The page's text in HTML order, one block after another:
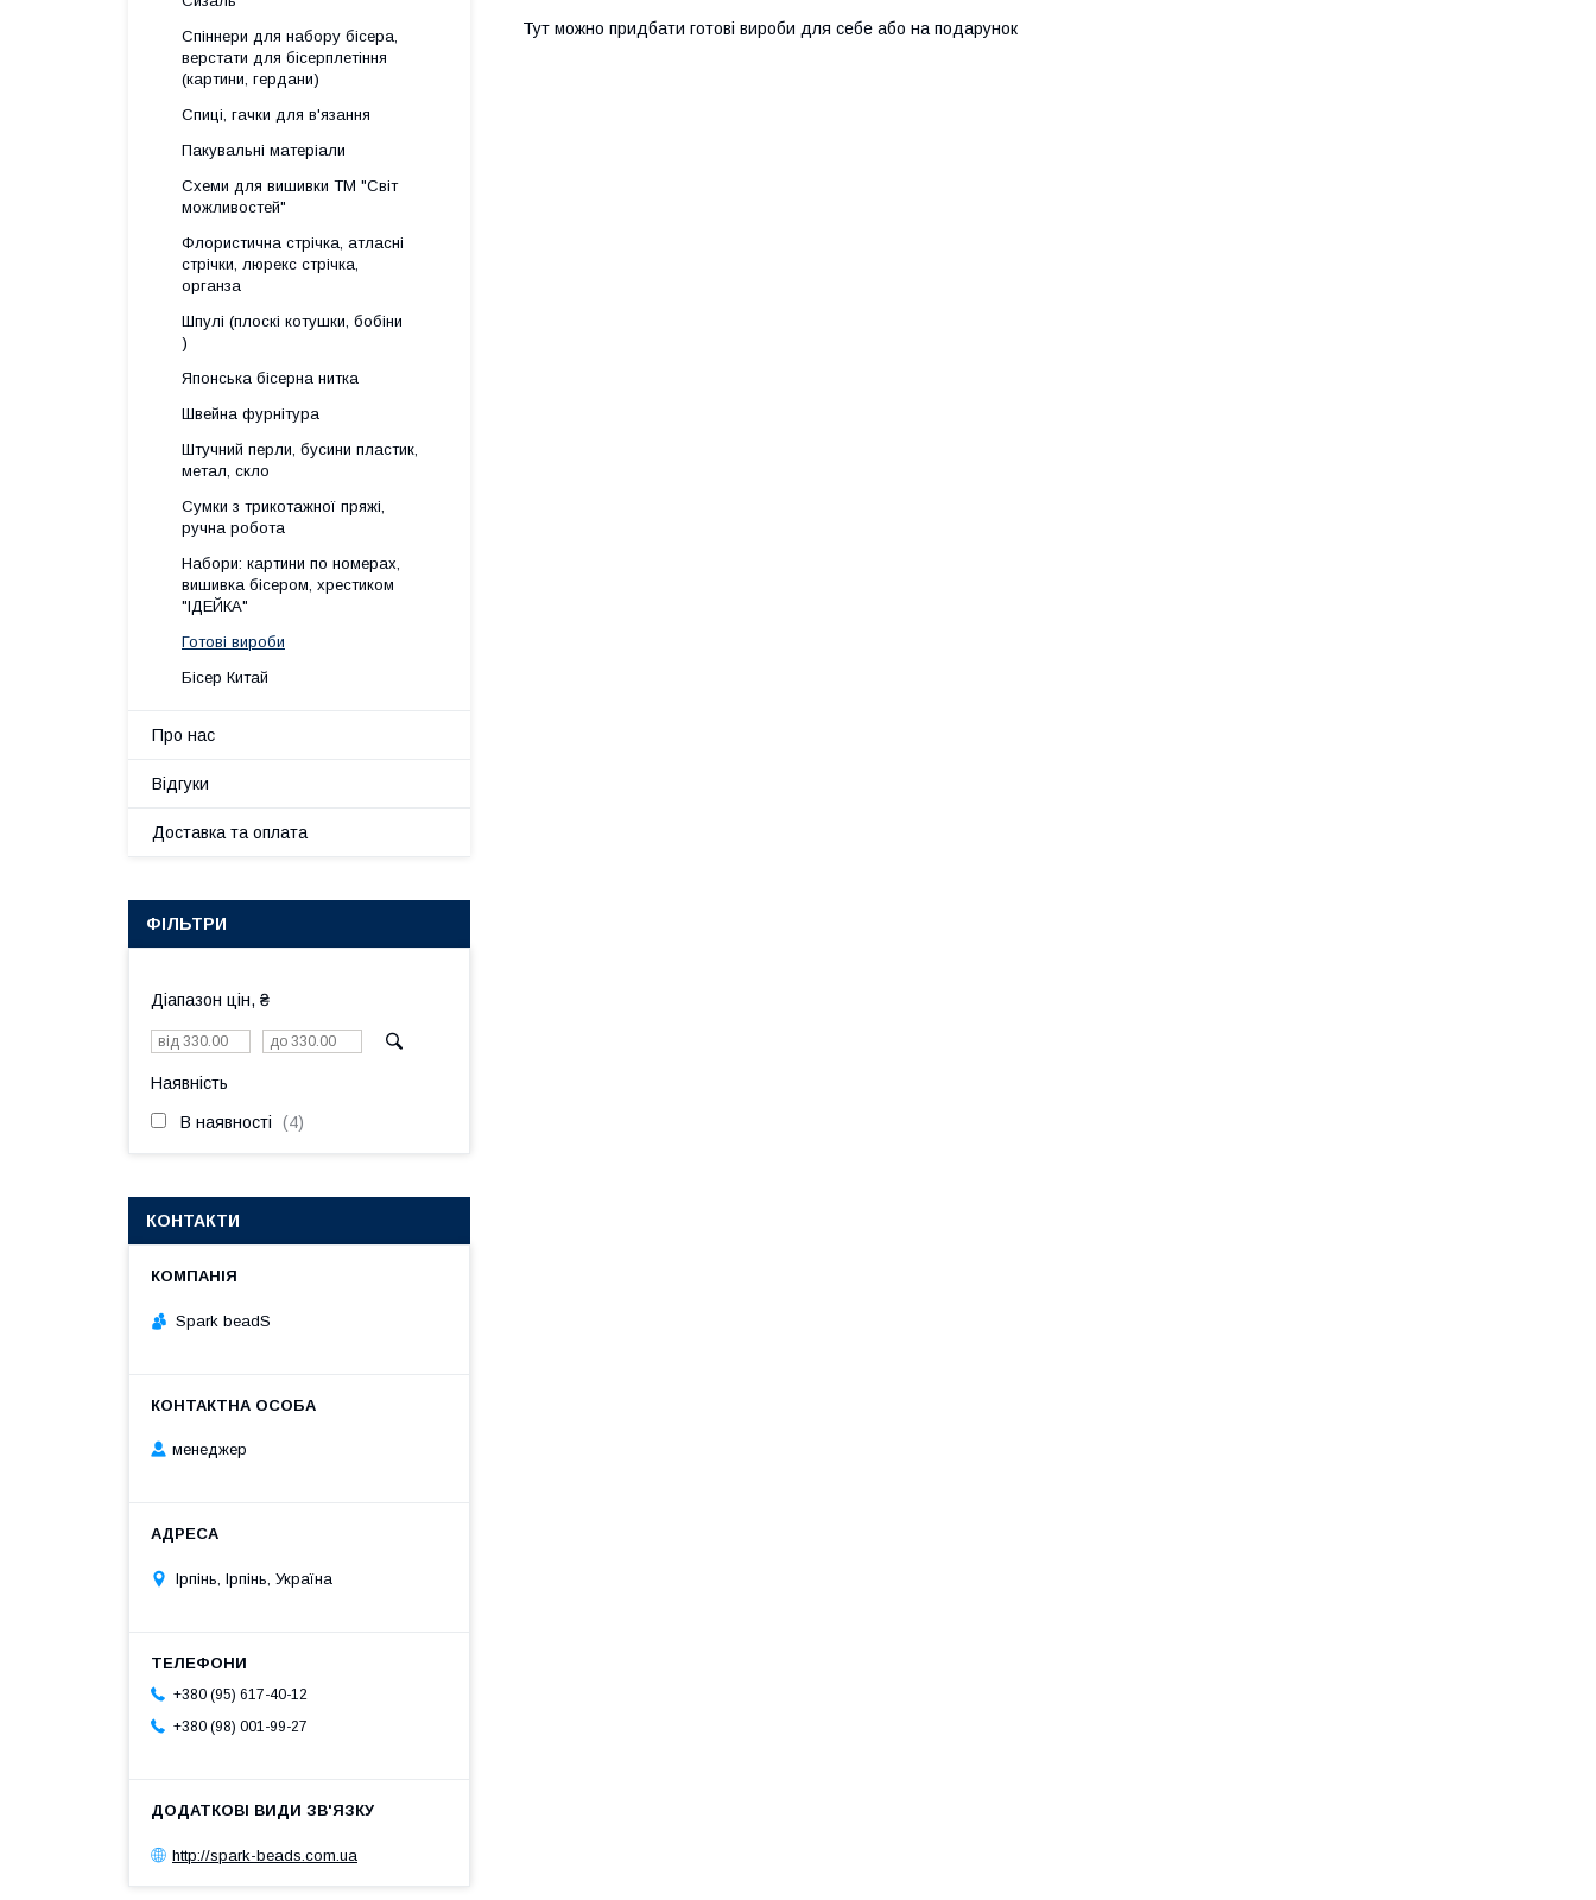
Тут можно придбати готові вироби для себе або на подарунок
Спіннери для набору бісера,
верстати для бісерплетіння
(картини, гердани)
Спиці, гачки для в'язання
Пакувальні матеріали
Схеми для вишивки ТМ "Світ
можливостей"
Флористична стрічка, атласні
стрічки, люрекс стрічка,
органза
Шпулі (плоскі котушки, бобіни
)
Японська бісерна нитка
Швейна фурнітура
Штучний перли, бусини пластик,
метал, скло
Сумки з трикотажної пряжі,
ручна робота
Набори: картини по номерах,
вишивка бісером, хрестиком
"ІДЕЙКА"
Готові вироби
Бісер Китай
Про нас
Відгуки
Доставка та оплата
ФІЛЬТРИ
Діапазон цін, ₴
Наявність
В наявності 4
КОНТАКТИ
Spark beadS
менеджер
Ірпінь, Ірпінь, Україна
+380 (95) 617-40-12
+380 (98) 001-99-27
http://spark-beads.com.ua